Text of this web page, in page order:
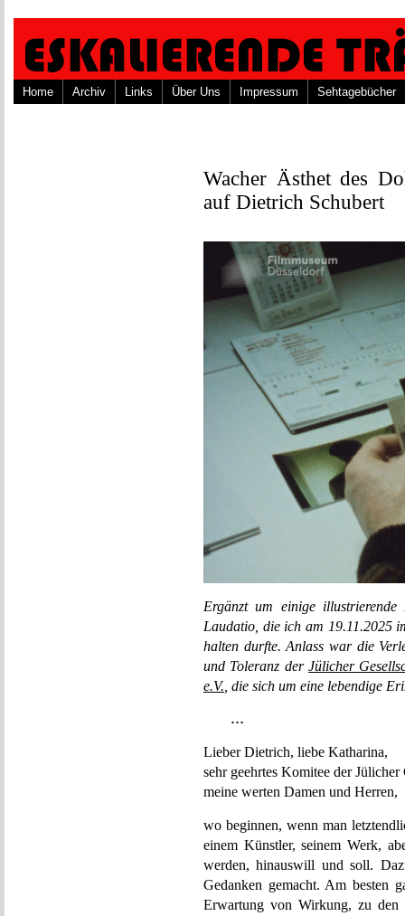
Home Archiv Links Über Uns Impressum Sehtagebücher
Wacher Ästhet des
auf Dietrich Schubert
Ergänzt um einige
Laudatio, die ich am 19.11.2025
halten durfte. Anlass war die
und Toleranz derJülicher
e.V. , die sich um eine lebendige
…
Lieber Dietrich, liebe Katharina,
sehr geehrtes Komitee der Jülicher
meine werten Damen und Herren,
wo beginnen, wenn man
einem Künstler, seinem Werk,
werden, hinauswill und soll.
Gedanken gemacht. Am besten
Erwartung von Wirkung, zu den